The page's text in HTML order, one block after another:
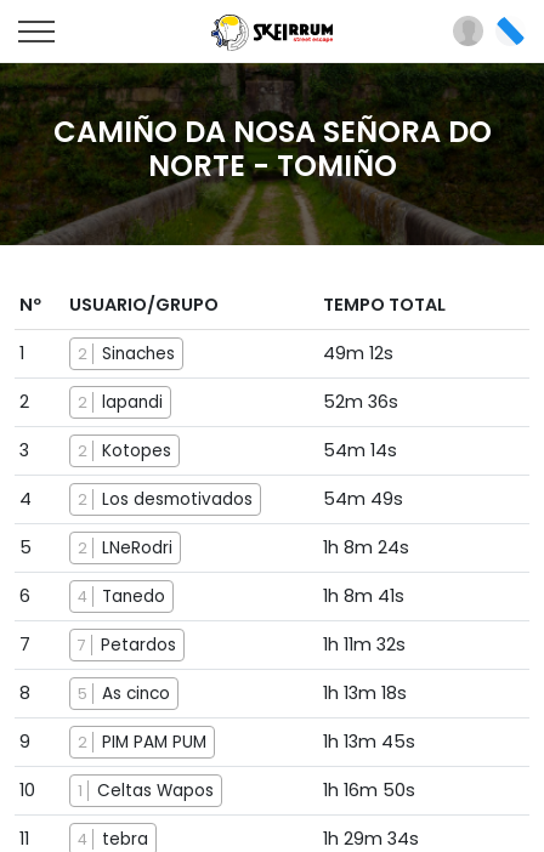
CAMIÑO DA NOSA SEÑORA DO
NORTE - TOMIÑO
Nº USUARIO/GRUPO
TEMPO TOTAL
1
2 Sinaches
49m 12s
2
2 lapandi
52m 36s
3
2 Kotopes
54m 14s
4
2 Los desmotivados
54m 49s
5
2 LNeRodri
1h 8m 24s
6
4 Tanedo
1h 8m 41s
7
7 Petardos
1h 11m 32s
8
5 As cinco
1h 13m 18s
9
2 PIM PAM PUM
1h 13m 45s
10
1 Celtas Wapos
1h 16m 50s
11
4 tebra
1h 29m 34s